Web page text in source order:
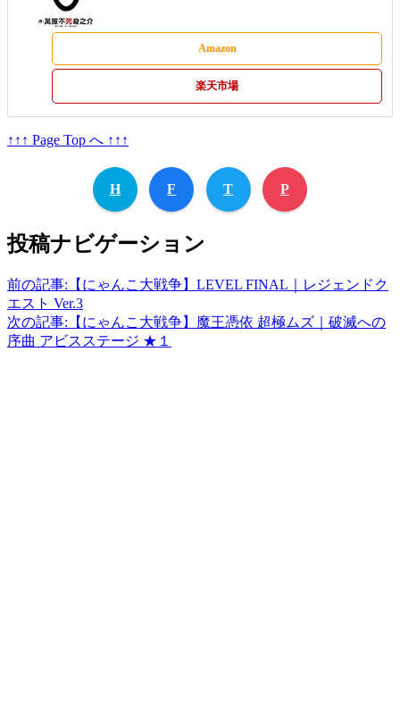
Amazon
楽天市場
↑↑↑ Page Top へ ↑↑↑
H F T P
投稿ナビゲーション
前の記事: 【にゃんこ大戦争】LEVEL FINAL｜レジェンドク
エスト Ver.3
次の記事: 【にゃんこ大戦争】魔王憑依 超極ムズ｜破滅への
序曲 アビスステージ ★１